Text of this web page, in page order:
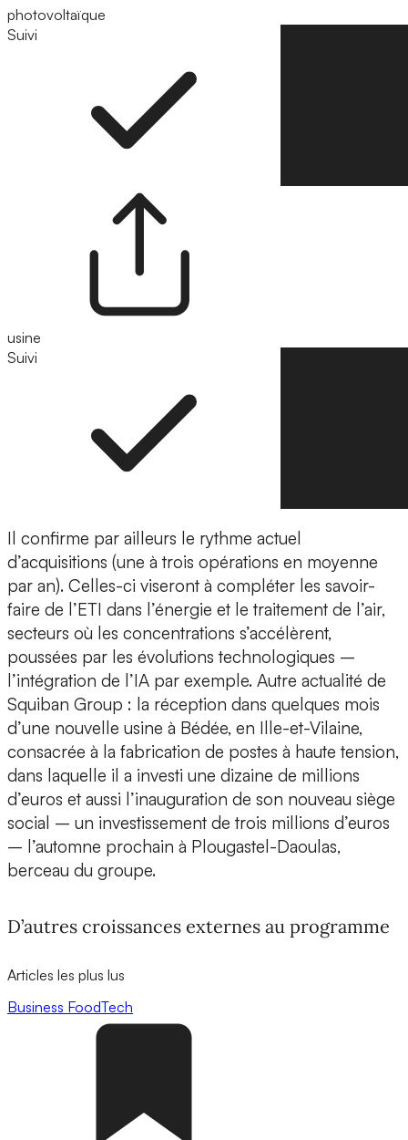
photovoltaïque
Suivi
usine
Suivi
Il confirme par ailleurs le rythme actuel
d’acquisitions (une à trois opérations en moyenne
par an). Celles-ci viseront à compléter les savoir-
faire de l’ETI dans l’énergie et le traitement de l’air,
secteurs où les concentrations s’accélèrent,
poussées par les évolutions technologiques –
l’intégration de l’IA par exemple. Autre actualité de
Squiban Group : la réception dans quelques mois
d’une nouvelle usine à Bédée, en Ille-et-Vilaine,
consacrée à la fabrication de postes à haute tension,
dans laquelle il a investi une dizaine de millions
d’euros et aussi l’inauguration de son nouveau siège
social – un investissement de trois millions d’euros
– l’automne prochain à Plougastel-Daoulas,
berceau du groupe.
D’autres croissances externes au programme
Articles les plus lus
Business FoodTech